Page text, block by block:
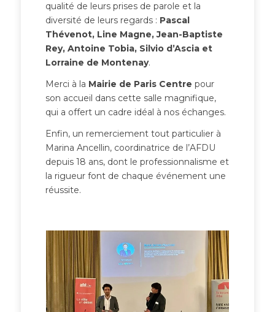
qualité de leurs prises de parole et la
diversité de leurs regards : Pascal
Thévenot, Line Magne, Jean-Baptiste
Rey, Antoine Tobia, Silvio d’Ascia et
Lorraine de Montenay.
Merci à la Mairie de Paris Centre pour
son accueil dans cette salle magnifique,
qui a offert un cadre idéal à nos échanges.
Enfin, un remerciement tout particulier à
Marina Ancellin, coordinatrice de l’AFDU
depuis 18 ans, dont le professionnalisme et
la rigueur font de chaque événement une
réussite.